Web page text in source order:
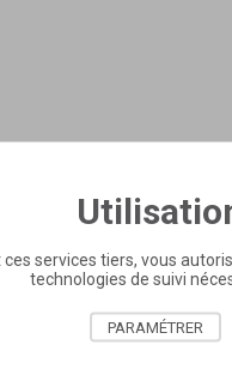
services tiers, vous
technologies de suivi
PARAMÉTRER